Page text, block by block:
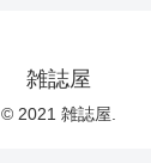
雑誌屋
© 2021 雑誌屋.